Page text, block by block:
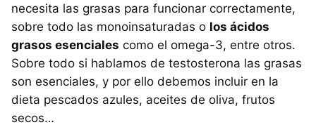
necesita las grasas para funcionar correctamente,
sobre todo las monoinsaturadas o los ácidos
grasos esenciales como el omega-3, entre otros.
Sobre todo si hablamos de testosterona las grasas
son esenciales, y por ello debemos incluir en la
dieta pescados azules, aceites de oliva, frutos
secos…